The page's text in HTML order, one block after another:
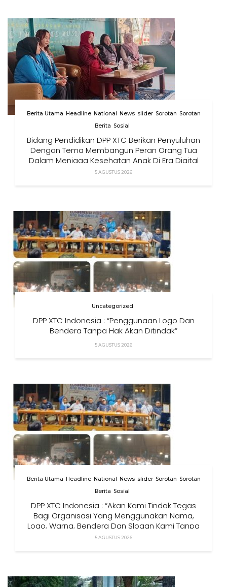
Berita Utama Headline National News slider Sorotan Sorotan
Berita Sosial
Bidang Pendidikan DPP XTC Berikan Penyuluhan
Dengan Tema Membangun Peran Orang Tua
Dalam Menjaga Kesehatan Anak Di Era Digital
5 AGUSTUS 2026
Uncategorized
DPP XTC Indonesia : “Penggunaan Logo Dan
Bendera Tanpa Hak Akan Ditindak”
5 AGUSTUS 2026
Berita Utama Headline National News slider Sorotan Sorotan
Berita Sosial
DPP XTC Indonesia : “Akan Kami Tindak Tegas
Bagi Organisasi Yang Menggunakan Nama,
Logo, Warna, Bendera Dan Slogan Kami Tanpa
Izin”
5 AGUSTUS 2026